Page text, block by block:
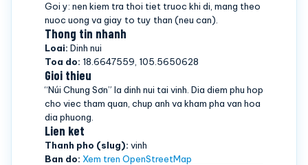
Goi y: nen kiem tra thoi tiet truoc khi di, mang theo
nuoc uong va giay to tuy than (neu can).
Thong tin nhanh
Loai: Dinh nui
Toa do: 18.6647559, 105.5650628
Gioi thieu
“Núi Chung Sơn” la dinh nui tai vinh. Dia diem phu hop
cho viec tham quan, chup anh va kham pha van hoa
dia phuong.
Lien ket
Thanh pho (slug): vinh
Ban do: Xem tren OpenStreetMap